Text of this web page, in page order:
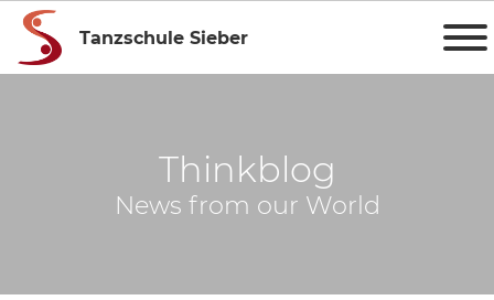
Tanzschule Sieber
Thinkblog
News from our World